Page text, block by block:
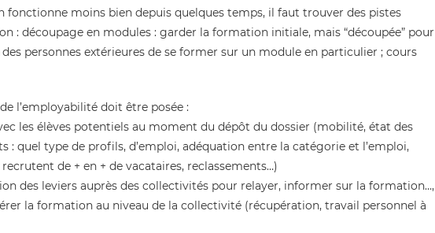
fonctionne moins bien depuis quelques temps, il faut trouver des pistes
: découpage en modules : garder la formation initiale, mais “découpée” pour
personnes extérieures de se former sur un module en particulier ; cours
l’employabilité doit être posée :
les élèves potentiels au moment du dépôt du dossier (mobilité, état des
: quel type de profils, d’emploi, adéquation entre la catégorie et l’emploi,
de + en + de vacataires, reclassements…)
des leviers auprès des collectivités pour relayer, informer sur la formation…,
la formation au niveau de la collectivité (récupération, travail personnel à